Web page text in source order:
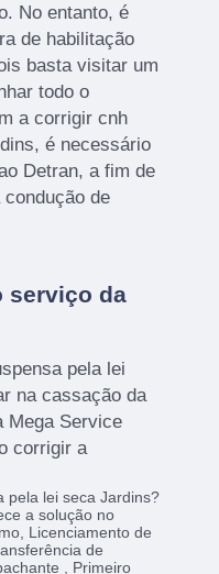
No entanto, é
de habilitação
basta visitar um
todo o
a corrigir cnh
é necessário
Detran, a fim de
de
serviço da
pela lei
na cassação da
Mega Service
corrigir a
pela lei seca Jardins?
a solução no
Licenciamento de
de
, Primeiro